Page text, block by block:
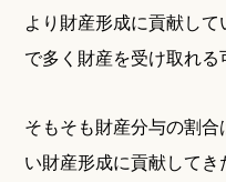
より財産形成に貢献し
で多く財産を受け取れる
そもそも財産分与の割
い財産形成に貢献して